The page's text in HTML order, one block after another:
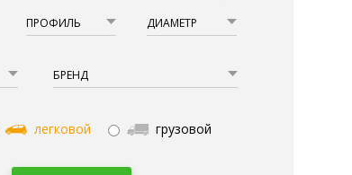
ПРОФИЛЬ ДИАМЕТР
БРЕНД
легковой грузовой